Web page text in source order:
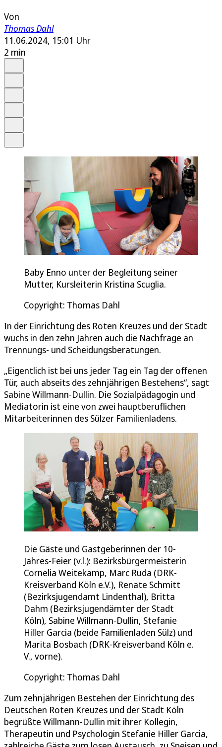
Von
Thomas Dahl
11.06.2024, 15:01 Uhr
2 min
Baby Enno unter der Begleitung seiner
Mutter, Kursleiterin Kristina Scuglia.
Copyright: Thomas Dahl
In der Einrichtung des Roten Kreuzes und der Stadt
wuchs in den zehn Jahren auch die Nachfrage an
Trennungs- und Scheidungsberatungen.
„Eigentlich ist bei uns jeder Tag ein Tag der offenen
Tür, auch abseits des zehnjährigen Bestehens“, sagt
Sabine Willmann-Dullin. Die Sozialpädagogin und
Mediatorin ist eine von zwei hauptberuflichen
Mitarbeiterinnen des Sülzer Familienladens.
Die Gäste und Gastgeberinnen der 10-
Jahres-Feier (v.l.): Bezirksbürgermeisterin
Cornelia Weitekamp, Marc Ruda (DRK-
Kreisverband Köln e.V.), Renate Schmitt
(Bezirksjugendamt Lindenthal), Britta
Dahm (Bezirksjugendämter der Stadt
Köln), Sabine Willmann-Dullin, Stefanie
Hiller Garcia (beide Familienladen Sülz) und
Marita Bosbach (DRK-Kreisverband Köln e.
V., vorne).
Copyright: Thomas Dahl
Zum zehnjährigen Bestehen der Einrichtung des
Deutschen Roten Kreuzes und der Stadt Köln
begrüßte Willmann-Dullin mit ihrer Kollegin,
Therapeutin und Psychologin Stefanie Hiller Garcia,